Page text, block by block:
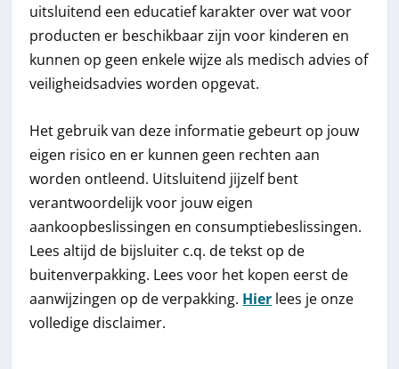
uitsluitend een educatief karakter over wat voor
producten er beschikbaar zijn voor kinderen en
kunnen op geen enkele wijze als medisch advies of
veiligheidsadvies worden opgevat.
Het gebruik van deze informatie gebeurt op jouw
eigen risico en er kunnen geen rechten aan
worden ontleend. Uitsluitend jijzelf bent
verantwoordelijk voor jouw eigen
aankoopbeslissingen en consumptiebeslissingen.
Lees altijd de bijsluiter c.q. de tekst op de
buitenverpakking. Lees voor het kopen eerst de
aanwijzingen op de verpakking. Hier lees je onze
volledige disclaimer.